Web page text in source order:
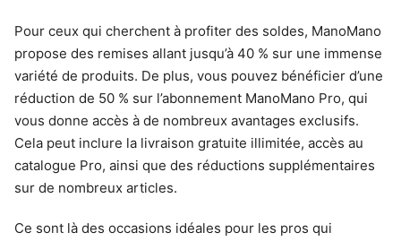
Pour ceux qui cherchent à profiter des soldes, ManoMano
propose des remises allant jusqu’à 40 % sur une immense
variété de produits. De plus, vous pouvez bénéficier d’une
réduction de 50 % sur l’abonnement ManoMano Pro, qui
vous donne accès à de nombreux avantages exclusifs.
Cela peut inclure la livraison gratuite illimitée, accès au
catalogue Pro, ainsi que des réductions supplémentaires
sur de nombreux articles.
Ce sont là des occasions idéales pour les pros qui